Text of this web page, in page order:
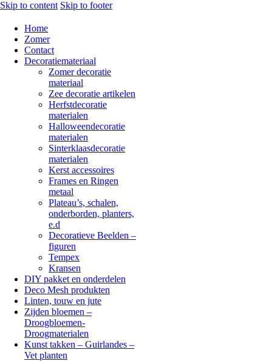
Skip to content Skip to footer
Home
Zomer
Contact
Decoratiemateriaal
Zomer decoratie
materiaal
Zee decoratie artikelen
Herfstdecoratie
materialen
Halloweendecoratie
materialen
Sinterklaasdecoratie
materialen
Kerst accessoires
Frames en Ringen
metaal
Plateau’s, schalen,
onderborden, planters,
e.d
Decoratieve Beelden –
figuren
Tempex
Kransen
DIY pakket en onderdelen
Deco Mesh produkten
Linten, touw en jute
Zijden bloemen –
Droogbloemen-
Droogmaterialen
Kunst takken – Guirlandes –
Vet planten